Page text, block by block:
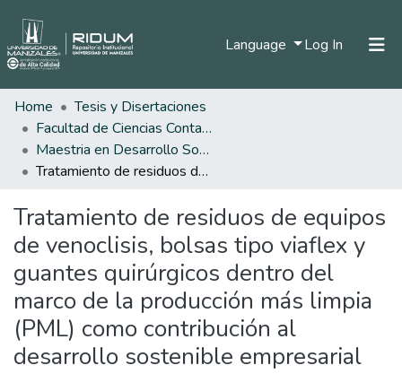
Language Log In (current)
Statistics
Home
Tesis y Disertaciones
Facultad de Ciencias Contables Económicas y Administrativas
Maestria en Desarrollo Sostenible y Medio Ambiente
Tratamiento de residuos de equipos de venoclisis, bolsas tipo viaflex y guantes quirúrgicos dentro del marco de la producción más limpia (PML) como contribución al desarrollo sostenible empresarial
Tratamiento de residuos de equipos
de venoclisis, bolsas tipo viaflex y
guantes quirúrgicos dentro del
marco de la producción más limpia
(PML) como contribución al
desarrollo sostenible empresarial